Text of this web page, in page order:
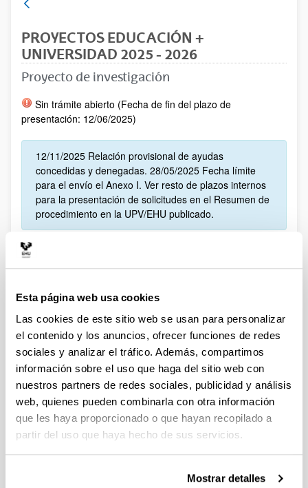
Esta página web usa cookies
Las cookies de este sitio web se usan para personalizar
el contenido y los anuncios, ofrecer funciones de redes
sociales y analizar el tráfico. Además, compartimos
información sobre el uso que haga del sitio web con
nuestros partners de redes sociales, publicidad y análisis
web, quienes pueden combinarla con otra información
que les haya proporcionado o que hayan recopilado a
partir del uso que haya hecho de sus servicios.
Mostrar detalles
PROYECTOS EDUCACIÓN +
UNIVERSIDAD 2025 - 2026
Proyecto de investigación
Sin trámite abierto (Fecha de fin del plazo de
presentación: 12/06/2025)
12/11/2025 Relación provisional de ayudas
concedidas y denegadas. 28/05/2025 Fecha límite
para el envío el Anexo I. Ver resto de plazos internos
para la presentación de solicitudes en el Resumen de
procedimiento en la UPV/EHU publicado.
Documentos
(Abre una nueva ventana)
Resumen de la convocatoria y procedimiento en
la UPV/EHU (2025/05/21)(pdf, 547,15Kb)
(Abre una nueva ventana)
Anexo 1.( xlsx, 12,52Kb)
(Abre una nueva ventana)
Formulario de Solicitud(docx, 1,10Mb)
(Abre una nueva ventana)
Plantilla de evaluación(pdf, 255,35Kb)
(Abre una nueva ventana)
Preguntas Frecuentes pdf , 466,18 Kb)
Actividades cofinanciadas por: